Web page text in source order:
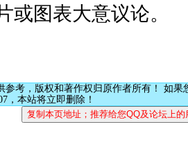
图表大意议论。
考，版权和著作权归原作者所有！ 如果
，本站将立即删除！